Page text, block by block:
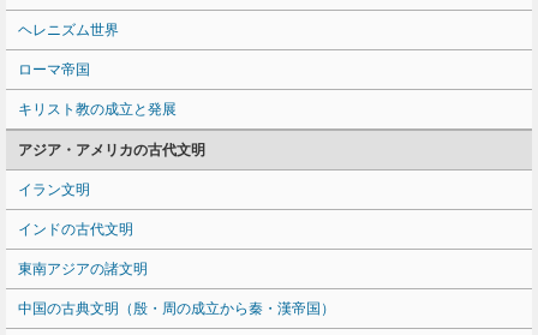
ヘレニズム世界
ローマ帝国
キリスト教の成立と発展
アジア・アメリカの古代文明
イラン文明
インドの古代文明
東南アジアの諸文明
中国の古典文明（殷・周の成立から秦・漢帝国）